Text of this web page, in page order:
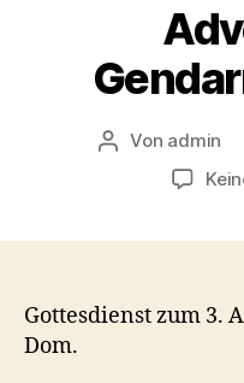
Beitragsautor
Von admin
Gottesdienst zum 3.
Dom.